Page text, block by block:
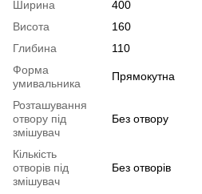
Ширина
400
Висота
160
Глибина
110
Форма
умивальника
Прямокутна
Розташування
отвору під
змішувач
Без отвору
Кількість
отворів під
змішувач
Без отворів